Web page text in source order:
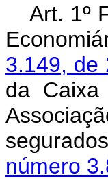
Art. 1º
3.149, de
da Caixa
número